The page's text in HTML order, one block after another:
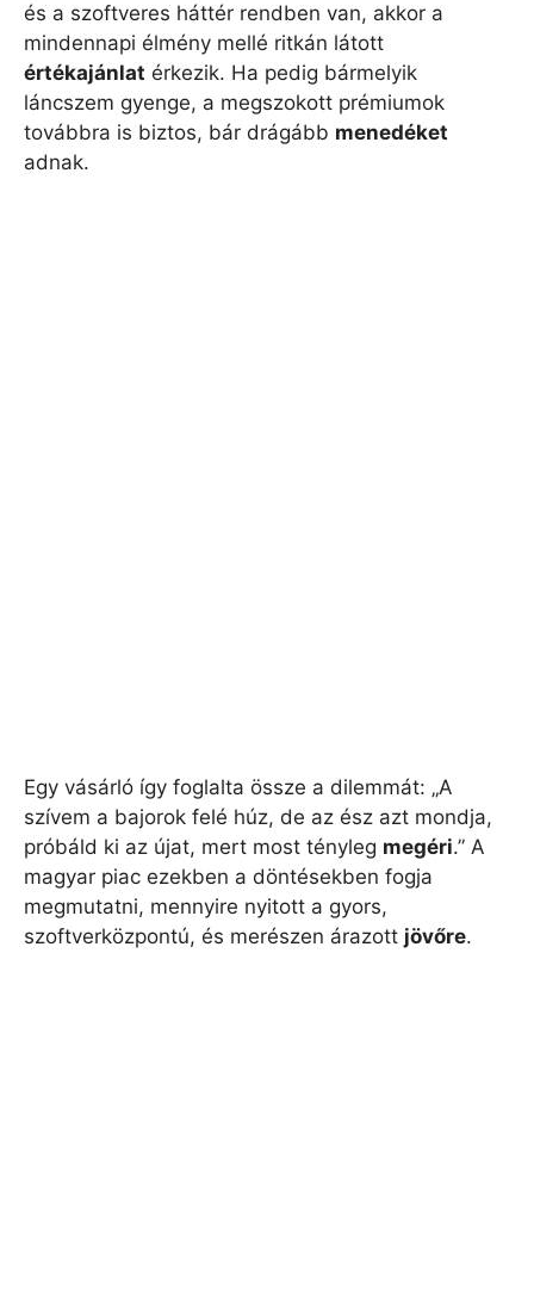
és a szoftveres háttér rendben van, akkor a
mindennapi élmény mellé ritkán látott
értékajánlat érkezik. Ha pedig bármelyik
láncszem gyenge, a megszokott prémiumok
továbbra is biztos, bár drágább menedéket
adnak.
Egy vásárló így foglalta össze a dilemmát: „A
szívem a bajorok felé húz, de az ész azt mondja,
próbáld ki az újat, mert most tényleg megéri.” A
magyar piac ezekben a döntésekben fogja
megmutatni, mennyire nyitott a gyors,
szoftverközpontú, és merészen árazott jövőre.